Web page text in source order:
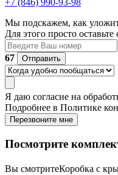
Мы подскажем, как
Для этого просто
67
Отправить
Я даю согласие на
Подробнее в Политике
Перезвоните мне
Посмотрите
Вы смотритеКоробка с